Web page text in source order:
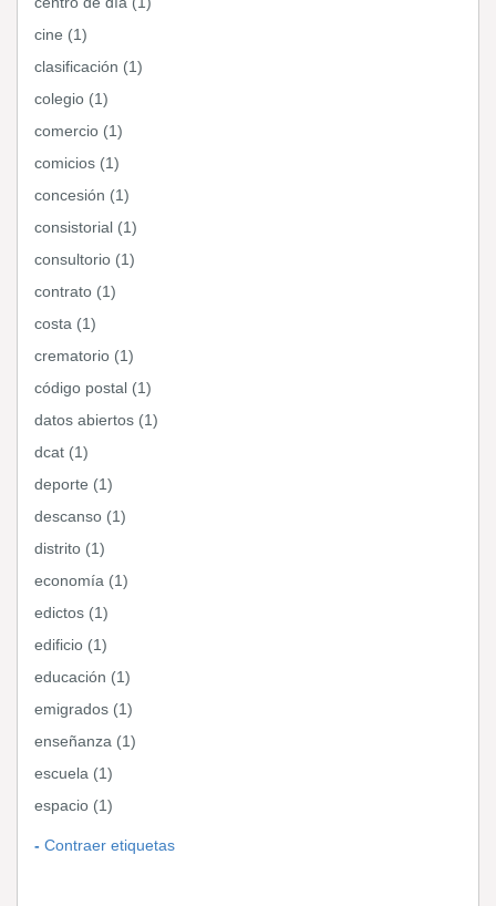
cine (1)
clasificación (1)
colegio (1)
comercio (1)
comicios (1)
concesión (1)
consistorial (1)
consultorio (1)
contrato (1)
costa (1)
crematorio (1)
código postal (1)
datos abiertos (1)
dcat (1)
deporte (1)
descanso (1)
distrito (1)
economía (1)
edictos (1)
edificio (1)
educación (1)
emigrados (1)
enseñanza (1)
escuela (1)
espacio (1)
Contraer etiquetas